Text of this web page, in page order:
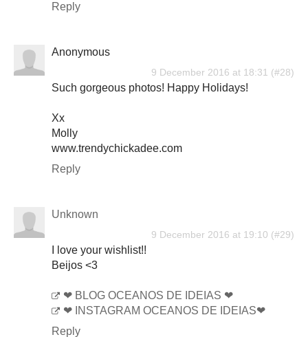
Reply
Anonymous
9 December 2016 at 18:31
Such gorgeous photos! Happy Holidays!
Xx
Molly
www.trendychickadee.com
Reply
Unknown
9 December 2016 at 19:10
I love your wishlist!!
Beijos <3
❤ BLOG OCEANOS DE IDEIAS ❤
❤ INSTAGRAM OCEANOS DE IDEIAS❤
Reply